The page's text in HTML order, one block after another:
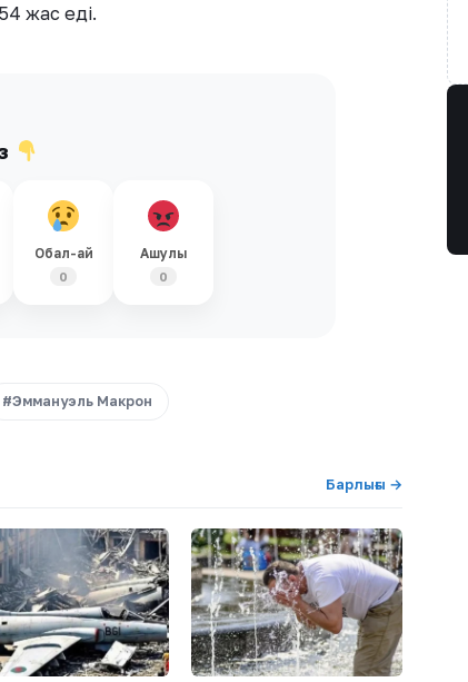
жас еді.
Обал-ай
0
Ашулы
0
#Эммануэль Макрон
Барлығы →